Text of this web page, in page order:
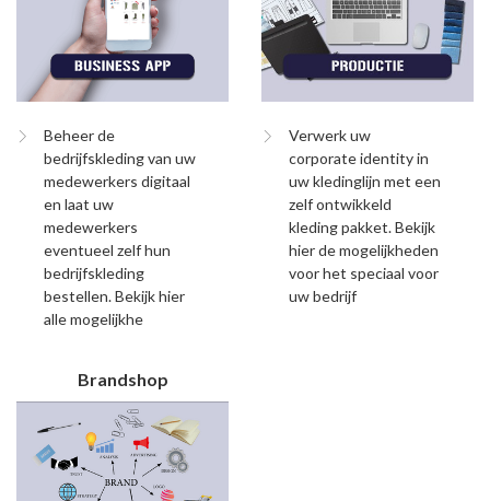
Beheer de
bedrijfskleding van uw
medewerkers digitaal
en laat uw
medewerkers
eventueel zelf hun
bedrijfskleding
bestellen. Bekijk hier
alle mogelijkhe
Verwerk uw
corporate identity in
uw kledinglijn met een
zelf ontwikkeld
kleding pakket. Bekijk
hier de mogelijkheden
voor het speciaal voor
uw bedrijf
Brandshop